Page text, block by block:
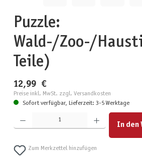
Puzzle:
Wald-/Zoo-/
Teile)
12,99 €
Preise inkl. MwSt. zzgl. Versandkosten
Sofort verfügbar, Lieferzeit: 3-5 Werktage
Produkt Anzahl: Gib den gewünschten Wert ein oder benutze
In den
Zum Merkzettel hinzufügen